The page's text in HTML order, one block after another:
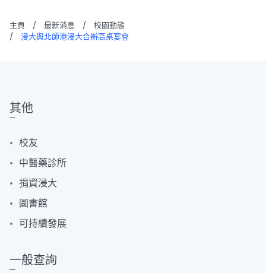
主頁 / 最新消息 /
校園動態
/
浸大與北師港浸大合辦高桌宴會
其他
校友
中醫藥診所
捐資浸大
圖書館
可持續發展
一般查詢